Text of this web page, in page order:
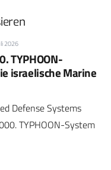
2026
TYPHOON-
israelische Marine
Defense Systems
TYPHOON-System